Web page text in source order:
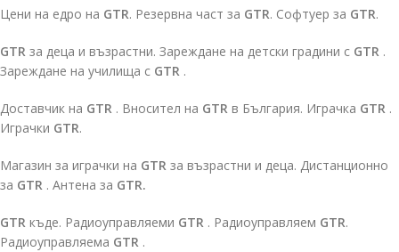
Цени на едро на GTR. Резервна част за GTR. Софтуер за GTR.
GTR за деца и възрастни. Зареждане на детски градини с GTR .
Зареждане на училища с GTR .
Доставчик на GTR . Вносител на GTR в България. Играчка GTR .
Играчки GTR.
Магазин за играчки на GTR за възрастни и деца. Дистанционно
за GTR . Антена за GTR.
GTR къде. Радиоуправляеми GTR . Радиоуправляем GTR.
Радиоуправляема GTR .